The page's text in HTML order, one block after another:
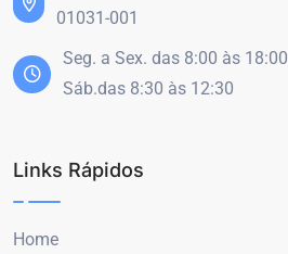
01031-001
Seg. a Sex. das 8:00 às 18:00
Sáb.das 8:30 às 12:30
Links Rápidos
Home